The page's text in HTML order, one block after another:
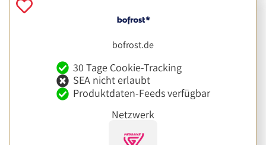
bofrost.de
30 Tage Cookie-Tracking
SEA nicht erlaubt
Produktdaten-Feeds verfügbar
Netzwerk